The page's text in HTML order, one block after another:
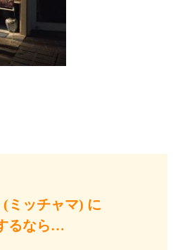
ミッチャマ) に
るなら…